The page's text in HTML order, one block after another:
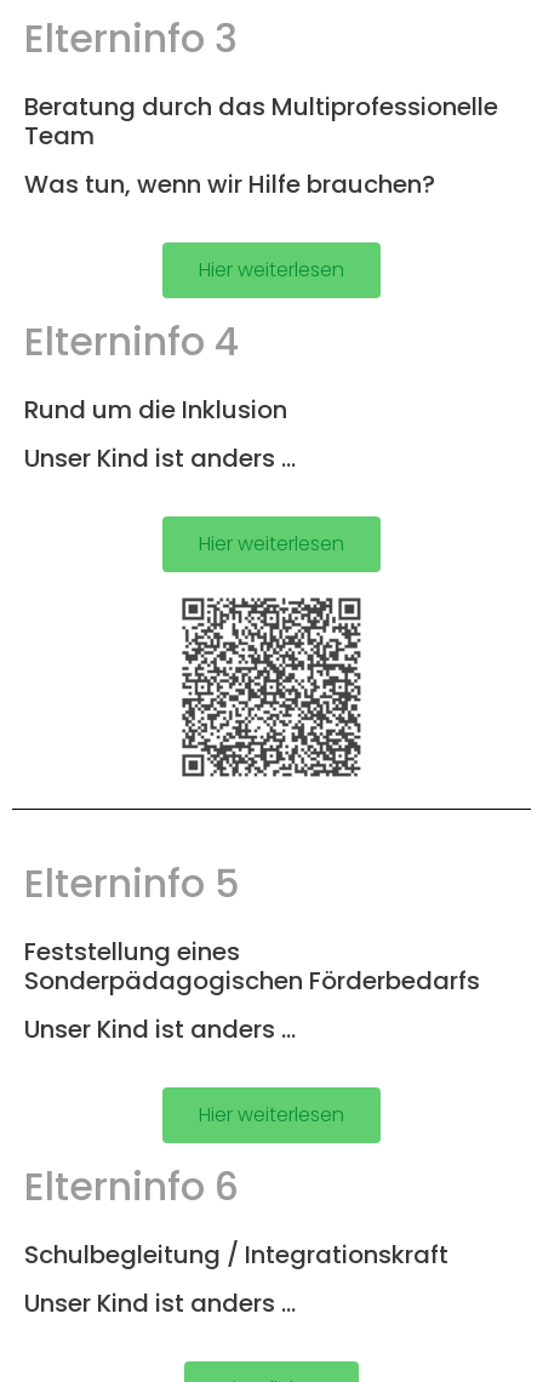
Elterninfo 3
Beratung durch das Multiprofessionelle
Team
Was tun, wenn wir Hilfe brauchen?
Hier weiterlesen
Elterninfo 4
Rund um die Inklusion
Unser Kind ist anders …
Hier weiterlesen
Elterninfo 5
Feststellung eines
Sonderpädagogischen Förderbedarfs
Unser Kind ist anders …
Hier weiterlesen
Elterninfo 6
Schulbegleitung / Integrationskraft
Unser Kind ist anders …